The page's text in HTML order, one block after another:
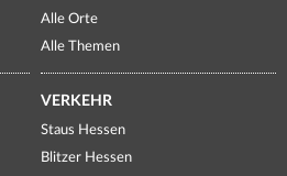
Alle Orte
Alle Themen
VERKEHR
Staus Hessen
Blitzer Hessen